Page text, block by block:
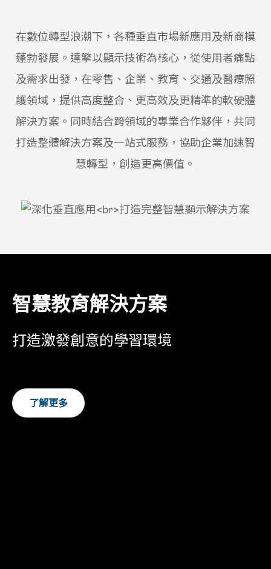
在數位轉型浪潮下，各種垂直市場新應用及新商模
蓬勃發展。達擎以顯示技術為核心，從使用者痛點
及需求出發，在零售、企業、教育、交通及醫療照
護領域，提供高度整合、更高效及更精準的軟硬體
解決方案。同時結合跨領域的專業合作夥伴，共同
打造整體解決方案及一站式服務，協助企業加速智
慧轉型，創造更高價值。
智慧教育解決方案
打造激發創意的學習環境
了解更多